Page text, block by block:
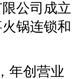
公司成立
锅连锁和
年创营业